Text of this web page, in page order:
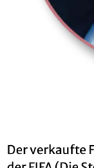
Der ver­kauf­te